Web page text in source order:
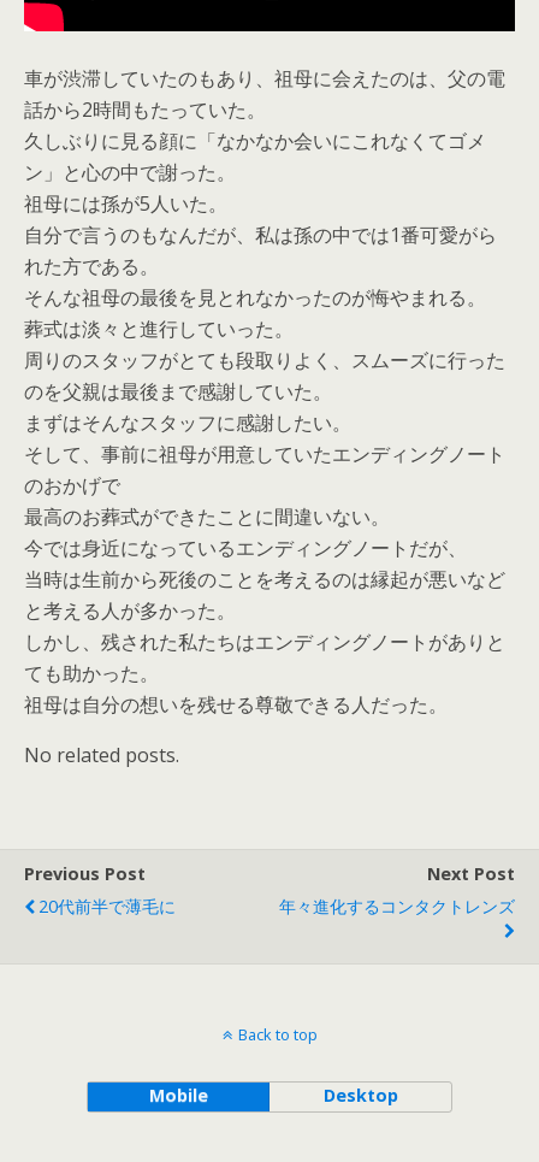
車が渋滞していたのもあり、祖母に会えたのは、父の電
話から2時間もたっていた。
久しぶりに見る顔に「なかなか会いにこれなくてゴメ
ン」と心の中で謝った。
祖母には孫が5人いた。
自分で言うのもなんだが、私は孫の中では1番可愛がら
れた方である。
そんな祖母の最後を見とれなかったのが悔やまれる。
葬式は淡々と進行していった。
周りのスタッフがとても段取りよく、スムーズに行った
のを父親は最後まで感謝していた。
まずはそんなスタッフに感謝したい。
そして、事前に祖母が用意していたエンディングノート
のおかげで
最高のお葬式ができたことに間違いない。
今では身近になっているエンディングノートだが、
当時は生前から死後のことを考えるのは縁起が悪いなど
と考える人が多かった。
しかし、残された私たちはエンディングノートがありと
ても助かった。
祖母は自分の想いを残せる尊敬できる人だった。
No related posts.
Previous Post
20代前半で薄毛に
Next Post
年々進化するコンタクトレンズ
Back to top
Mobile Desktop